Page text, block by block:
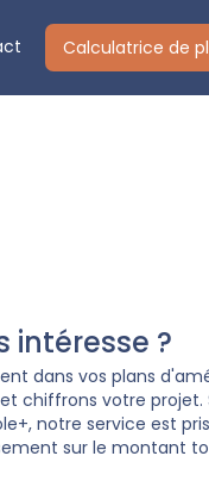
Calculatrice de
intéresse ?
dans vos plans
chiffrons votre projet.
notre service est
sur le montant